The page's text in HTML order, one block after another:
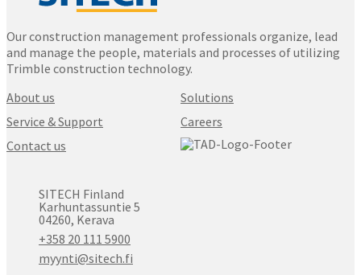
Our construction management professionals organize, lead
and manage the people, materials and processes of utilizing
Trimble construction technology.
About us
Solutions
Service & Support
Careers
Contact us
SITECH Finland
Karhuntassuntie 5
04260, Kerava
+358 20 111 5900
myynti@sitech.fi